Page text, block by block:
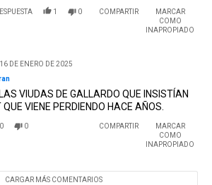
1 0 COMPARTIR
MARCAR
COMO
INAPROPIADO
16 DE ENERO DE 2025
VIUDAS DE GALLARDO QUE INSISTÍAN
QUE VIENE PERDIENDO HACE AÑOS.
0 0 COMPARTIR
MARCAR
COMO
INAPROPIADO
CARGAR MÁS COMENTARIOS